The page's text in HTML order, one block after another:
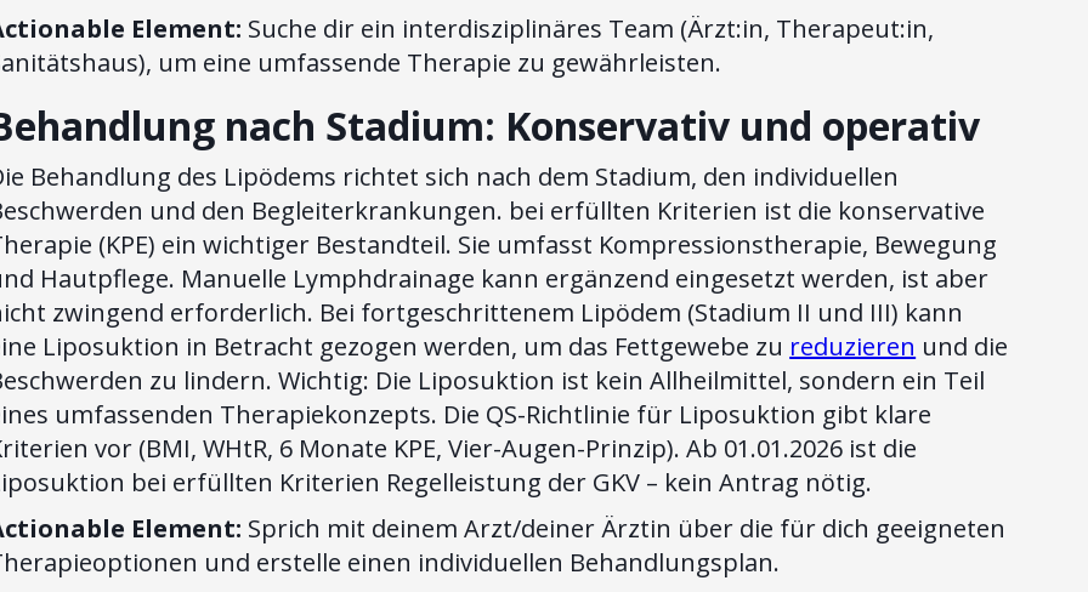
Element: Suche dir ein interdisziplinäres Team (Ärzt:in, Therapeut:in,
um eine umfassende Therapie zu gewährleisten.
nach Stadium: Konservativ und operativ
Behandlung des Lipödems richtet sich nach dem Stadium, den individuellen
und den Begleiterkrankungen. bei erfüllten Kriterien ist die konservative
(KPE) ein wichtiger Bestandteil. Sie umfasst Kompressionstherapie, Bewegung
Hautpflege. Manuelle Lymphdrainage kann ergänzend eingesetzt werden, ist aber
zwingend erforderlich. Bei fortgeschrittenem Lipödem (Stadium II und III) kann
Liposuktion in Betracht gezogen werden, um das Fettgewebe zu reduzieren und die
zu lindern. Wichtig: Die Liposuktion ist kein Allheilmittel, sondern ein Teil
umfassenden Therapiekonzepts. Die QS-Richtlinie für Liposuktion gibt klare
vor (BMI, WHtR, 6 Monate KPE, Vier-Augen-Prinzip). Ab 01.01.2026 ist die
bei erfüllten Kriterien Regelleistung der GKV – kein Antrag nötig.
Element: Sprich mit deinem Arzt/deiner Ärztin über die für dich geeigneten
und erstelle einen individuellen Behandlungsplan.